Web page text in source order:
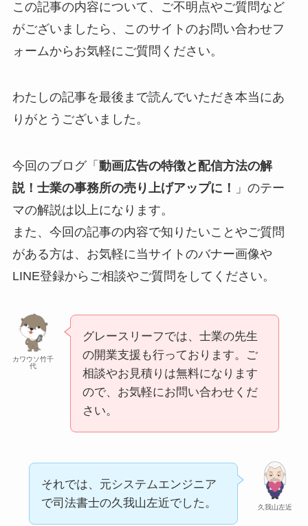
この記事の内容について、ご不明点やご質問など
がございましたら、このサイトのお問い合わせフ
ォームからお気軽にご質問ください。
わたしの記事を最後まで読んでいただき本当にあ
りがとうございました。
今回のブログ「 動画広告の特徴と配信方法の解
説！士業の事務所の売り上げアップに！
」のテー
マの解説は以上になります。
また、今回の記事の内容で知りたいことやご質問
がある方は、お気軽に当サイトのバナー画像や
LINE登録からご相談やご質問をしてください。
カワウソ竹千
代
グレースリーフでは、士業の先生
の開業支援も行っております。ご
相談やお見積りは無料になります
ので、お気軽にお問い合わせくだ
さい。
久我山左近
それでは、元システムエンジニア
で司法書士の久我山左近でした。